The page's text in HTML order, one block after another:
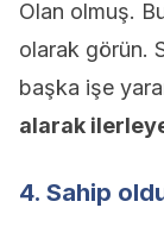
Olan olmuş.
olarak görün.
başka işe
alarak
4. Sahip